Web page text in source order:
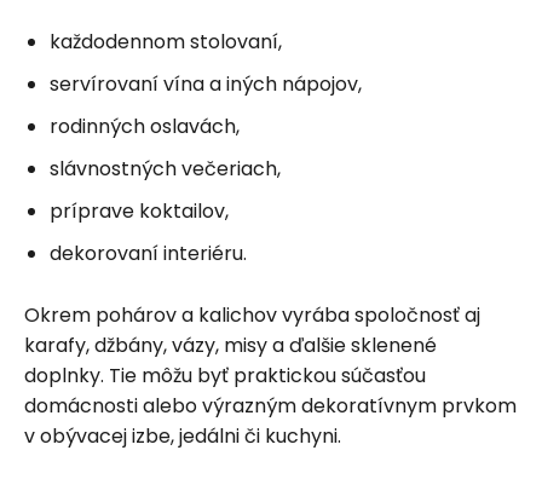
každodennom stolovaní,
servírovaní vína a iných nápojov,
rodinných oslavách,
slávnostných večeriach,
príprave koktailov,
dekorovaní interiéru.
Okrem pohárov a kalichov vyrába spoločnosť aj
karafy, džbány, vázy, misy a ďalšie sklenené
doplnky. Tie môžu byť praktickou súčasťou
domácnosti alebo výrazným dekoratívnym prvkom
v obývacej izbe, jedálni či kuchyni.